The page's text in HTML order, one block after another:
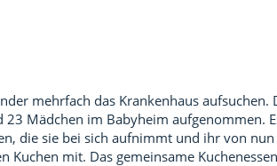
mehrfach das Krankenhaus aufsuchen.
Mädchen im Babyheim aufgenommen.
die sie bei sich aufnimmt und ihr von
mit. Das gemeinsame